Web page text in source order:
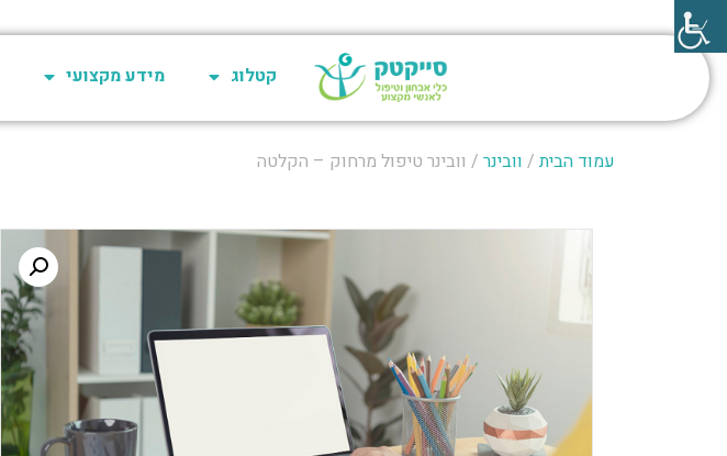
קטלוג מידע מקצועי
עמוד הבית/ וובינר / וובינר טיפול מרחוק – הקלטה